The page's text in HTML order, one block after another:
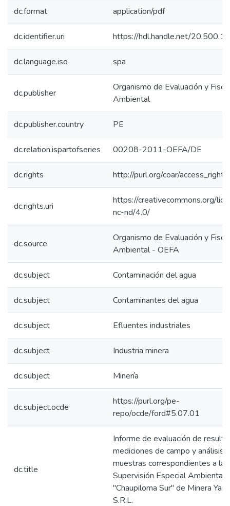
dc.format application/pdf
dc.identifier.uri https://hdl.handle.net/
dc.language.iso spa
dc.publisher
Organismo de Evaluación y
Ambiental
dc.publisher.country PE
dc.relation.ispartofseries 00208-2011-OEFA/DE
dc.rights http://purl.org/coar/access_right/
dc.rights.uri
https://creativecommons.org/
nc-nd/4.0/
dc.source
Organismo de Evaluación y
Ambiental - OEFA
dc.subject Contaminación del agua
dc.subject Contaminantes del agua
dc.subject Efluentes industriales
dc.subject Industria minera
dc.subject Minería
dc.subject.ocde
https://purl.org/pe-
repo/ocde/ford#5.07.01
dc.title
Informe de evaluación de
mediciones de campo y análisis
muestras correspondientes a la
Supervisión Especial Ambiental
"Chaupiloma Sur" de Minera
S.R.L.